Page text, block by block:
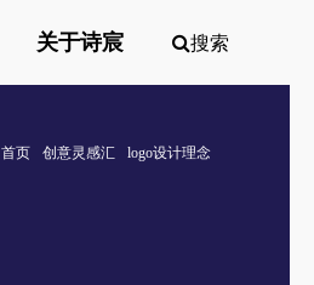
关于诗宸 搜索
首页 创意灵感汇
logo设计理念